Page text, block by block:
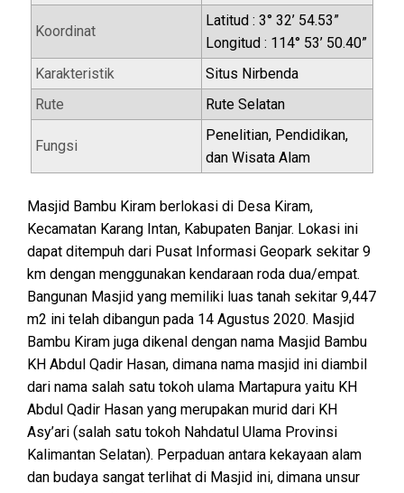
Koordinat
Latitud : 3° 32’ 54.53”
Longitud : 114° 53’ 50.40”
Karakteristik
Situs Nirbenda
Rute
Rute Selatan
Fungsi
Penelitian, Pendidikan,
dan Wisata Alam
Masjid Bambu Kiram berlokasi di Desa Kiram,
Kecamatan Karang Intan, Kabupaten Banjar. Lokasi ini
dapat ditempuh dari Pusat Informasi Geopark sekitar 9
km dengan menggunakan kendaraan roda dua/empat.
Bangunan Masjid yang memiliki luas tanah sekitar 9,447
m2 ini telah dibangun pada 14 Agustus 2020. Masjid
Bambu Kiram juga dikenal dengan nama Masjid Bambu
KH Abdul Qadir Hasan, dimana nama masjid ini diambil
dari nama salah satu tokoh ulama Martapura yaitu KH
Abdul Qadir Hasan yang merupakan murid dari KH
Asy’ari (salah satu tokoh Nahdatul Ulama Provinsi
Kalimantan Selatan). Perpaduan antara kekayaan alam
dan budaya sangat terlihat di Masjid ini, dimana unsur